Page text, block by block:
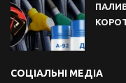
СОЦІАЛЬНІ МЕДІА